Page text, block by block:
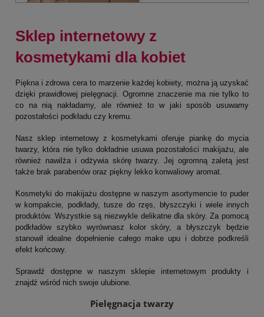
Sklep internetowy z
kosmetykami dla kobiet
Piękna i zdrowa cera to marzenie każdej kobiety, można ją uzyskać
dzięki prawidłowej pielęgnacji. Ogromne znaczenie ma nie tylko to
co na nią nakładamy, ale również to w jaki sposób usuwamy
pozostałości podkładu czy kremu.
Nasz sklep internetowy z kosmetykami oferuje piankę do mycia
twarzy, która nie tylko dokładnie usuwa pozostałości makijażu, ale
również nawilża i odżywia skórę twarzy. Jej ogromną zaletą jest
także brak parabenów oraz piękny lekko konwaliowy aromat.
Kosmetyki do makijażu dostępne w naszym asortymencie to puder
w kompakcie, podkłady, tusze do rzęs, błyszczyki i wiele innych
produktów. Wszystkie są niezwykle delikatne dla skóry. Za pomocą
podkładów szybko wyrównasz kolor skóry, a błyszczyk będzie
stanowił idealne dopełnienie całego make upu i dobrze podkreśli
efekt końcowy.
Sprawdź dostępne w naszym sklepie internetowym produkty i
znajdź wśród nich swoje ulubione.
Pielęgnacja twarzy